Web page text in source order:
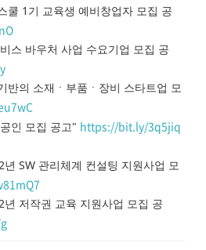
쿨 1기 교육생 예비창업자 모집 공
스 바우처 사업 수요기업 모집 공
반의 소재ㆍ부품ㆍ장비 스타트업 모
인 모집 공고" https://bit.ly/3q5jiq
SW 관리체계 컨설팅 지원사업 모
저작권 교육 지원사업 모집 공